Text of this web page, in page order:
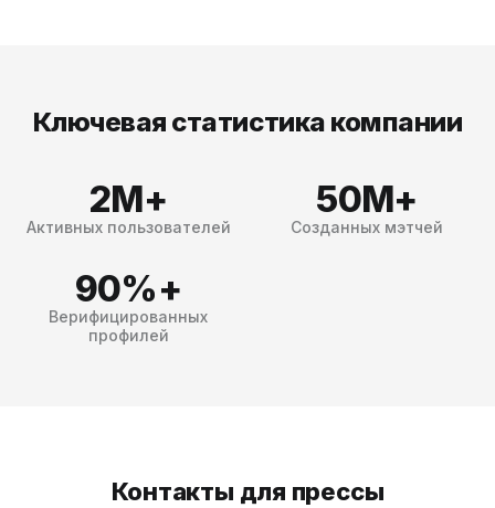
Ключевая статистика компании
2M+
Активных пользователей
50M+
Созданных мэтчей
90%+
Верифицированных
профилей
Контакты для прессы